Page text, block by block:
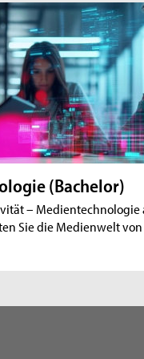
(Bachelor)
– Medientechnologie
Sie die Medienwelt von